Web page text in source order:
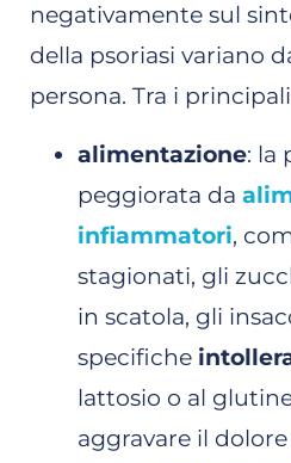
negativamente sul
della psoriasi variano
persona. Tra i
alimentazione: la
peggiorata da
infiammatori,
stagionati, gli
in scatola, gli
specifiche
lattosio o al
aggravare il